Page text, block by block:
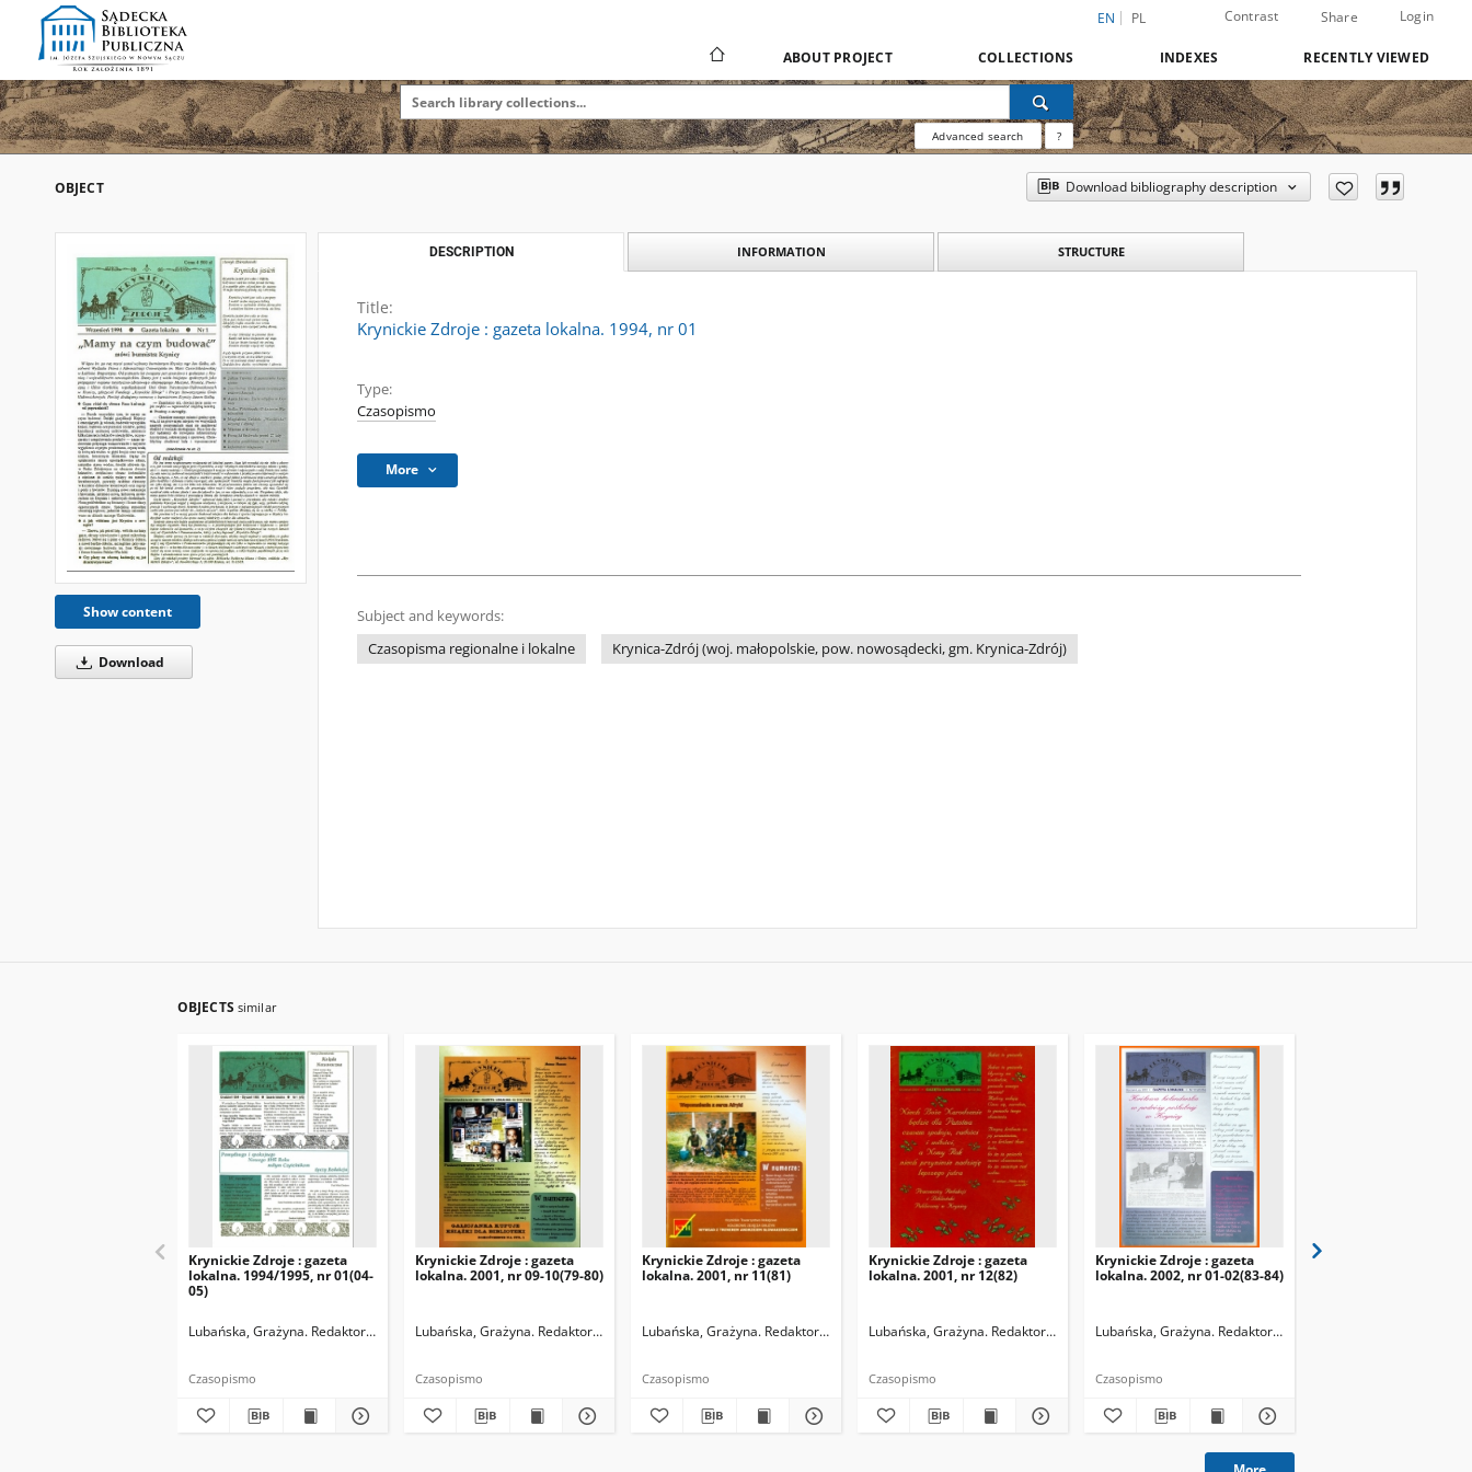
EN PL Contrast Share Login
ABOUT PROJECT COLLECTIONS INDEXES RECENTLY VIEWED
Advanced search ?
OBJECT Download bibliography description
Show content
Download
DESCRIPTION INFORMATION STRUCTURE
Title:
Krynickie Zdroje : gazeta lokalna. 1994, nr 01
Type:
Czasopismo
More
Subject and keywords:
Czasopisma regionalne i lokalne
Krynica-Zdrój (woj. małopolskie, pow. nowosądecki, gm. Krynica-Zdrój)
OBJECTS similar
Krynickie Zdroje : gazeta
lokalna. 1994/1995, nr 01(04-
05)
Lubańska, Grażyna. Redaktor naczelny
Czasopismo
Krynickie Zdroje : gazeta
lokalna. 2001, nr 09-10(79-80)
Lubańska, Grażyna. Redaktor naczelny
Czasopismo
Krynickie Zdroje : gazeta
lokalna. 2001, nr 11(81)
Lubańska, Grażyna. Redaktor naczelny
Czasopismo
Krynickie Zdroje : gazeta
lokalna. 2001, nr 12(82)
Lubańska, Grażyna. Redaktor naczelny
Czasopismo
Krynickie Zdroje : gazeta
lokalna. 2002, nr 01-02(83-84)
Lubańska, Grażyna. Redaktor naczelny
Czasopismo